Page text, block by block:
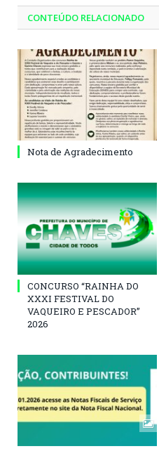
CONTEÚDO RELACIONADO
Nota de Agradecimento
CONCURSO “RAINHA DO
XXXI FESTIVAL DO
VAQUEIRO E PESCADOR”
2026